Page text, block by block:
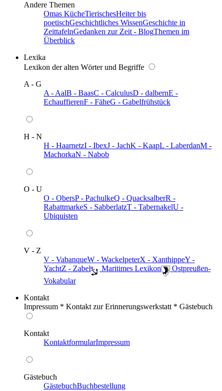
Andere Themen
Omas KücheTierischesHeiter bis
poetischGeschichtliches WissenGeschichte in
ZeittafelnGedanken zur Zeit - BlogThemen im
Überblick
Lexika
Lexikon der alten Wörter und Begriffe
A - G
A - AalB - BaasC - CalculusD - dalbernE -
EchauffierenF - FäheG - Gabelfrühstück
H - N
H - HaarnetzI - IbexJ - JachK - KaapL - LaberdanM -
MachorkaN - Nabob
O - U
O - ObersP - PachulkeQ - QuacksalberR -
RabattmarkeS - SabberlatzT - TabernakelU -
Ubiquisten
V - Z
V - VabanqueW - WackelpeterX - XanthippeY -
YachtZ - Zabel ️ Maritimes Lexikon
️ Ostpreußen-
Vokabular
Kontakt
Impressum * Kontakt zur Erinnerungswerkstatt * Gästebuch
Kontakt
KontaktformularImpressum
Gästebuch
GästebuchBuchbestellung